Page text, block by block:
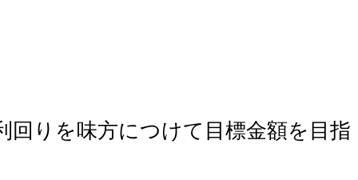
りを味方につけて目標金額を目指